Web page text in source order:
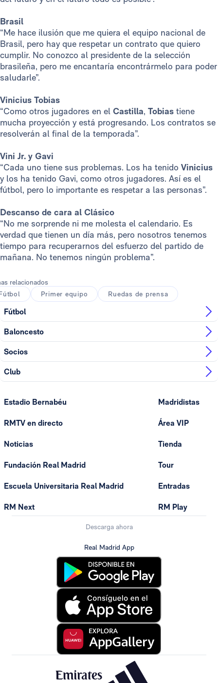
Brasil
“Me hace ilusión que me quiera el equipo nacional de
Brasil, pero hay que respetar un contrato que quiero
cumplir. No conozco al presidente de la selección
brasileña, pero me encantaría encontrármelo para poder
saludarle”.
Vinicius Tobias
“Como otros jugadores en el Castilla, Tobias tiene
mucha proyección y está progresando. Los contratos se
resolverán al final de la temporada”.
Vini Jr. y Gavi
“Cada uno tiene sus problemas. Los ha tenido Vinicius
y los ha tenido Gavi, como otros jugadores. Así es el
fútbol, pero lo importante es respetar a las personas”.
Descanso de cara al Clásico
“No me sorprende ni me molesta el calendario. Es
verdad que tienen un día más, pero nosotros tenemos
tiempo para recuperarnos del esfuerzo del partido de
mañana. No tenemos ningún problema”.
relacionados
Primer equipo Ruedas de prensa
Fútbol
Baloncesto
Socios
Club
Estadio Bernabéu
RMTV en directo
Noticias
Fundación Real Madrid
Escuela Universitaria Real Madrid
RM Next
Madridistas
Área VIP
Tienda
Tour
Entradas
RM Play
Descarga ahora
Real Madrid App